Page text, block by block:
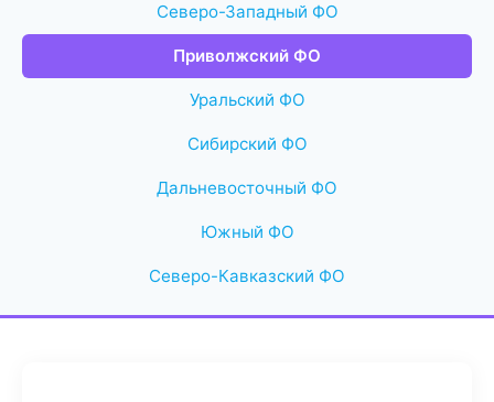
Северо-Западный ФО
Приволжский ФО
Уральский ФО
Сибирский ФО
Дальневосточный ФО
Южный ФО
Северо-Кавказский ФО